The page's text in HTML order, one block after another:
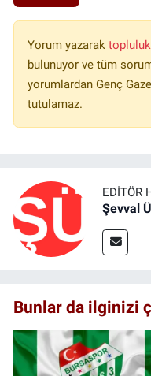
Yorum yazarak topluluk
bulunuyor ve tüm
yorumlardan Genç
tutulamaz.
EDITÖR
Şevval
Bunlar da ilginizi